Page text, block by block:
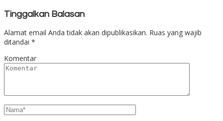
Tinggalkan Balasan
Alamat email Anda tidak akan dipublikasikan. Ruas yang wajib
ditandai *
Komentar